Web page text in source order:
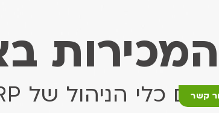
קשר
המכירות
עם כלי הניהול של COMAX ERP